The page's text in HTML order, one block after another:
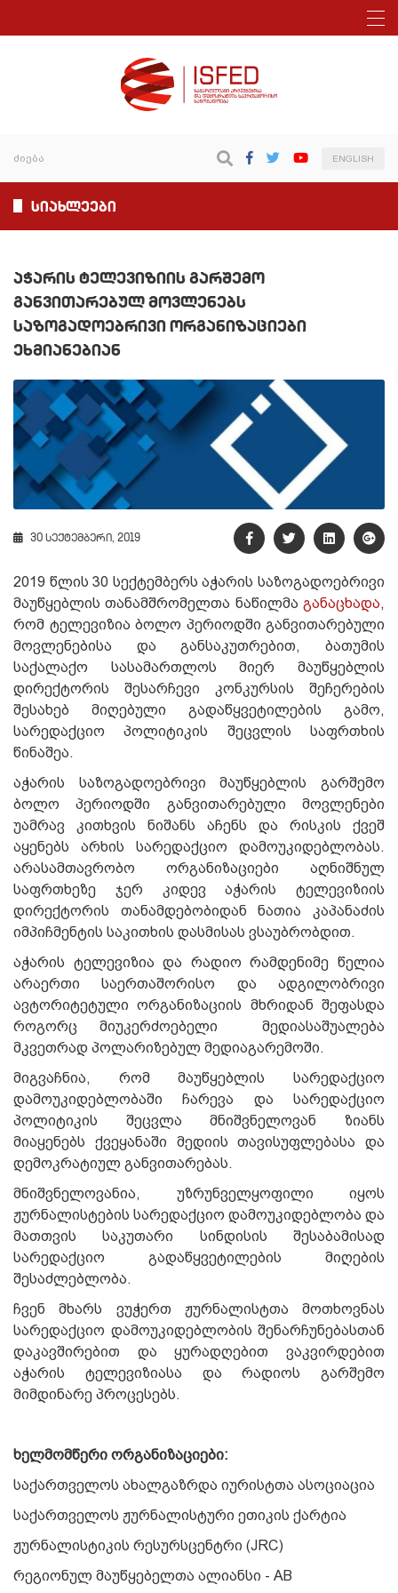
ENGLISH
სიახლეები
აჭარის ტელევიზიის გარშემო
განვითარებულ მოვლენებს
საზოგადოებრივი ორგანიზაციები
ეხმიანებიან
30 სექტემბერი, 2019
2019 წლის 30 სექტემბერს აჭარის საზოგადოებრივი
მაუწყებლის თანამშრომელთა ნაწილმა განაცხადა,
რომ ტელევიზია ბოლო პერიოდში განვითარებული
მოვლენებისა და განსაკუთრებით, ბათუმის
საქალაქო სასამართლოს მიერ მაუწყებლის
დირექტორის შესარჩევი კონკურსის შეჩერების
შესახებ მიღებული გადაწყვეტილების გამო,
სარედაქციო პოლიტიკის შეცვლის საფრთხის
წინაშეა.
აჭარის საზოგადოებრივი მაუწყებლის გარშემო
ბოლო პერიოდში განვითარებული მოვლენები
უამრავ კითხვის ნიშანს აჩენს და რისკის ქვეშ
აყენებს არხის სარედაქციო დამოუკიდებლობას.
არასამთავრობო ორგანიზაციები აღნიშნულ
საფრთხეზე ჯერ კიდევ აჭარის ტელევიზიის
დირექტორის თანამდებობიდან ნათია კაპანაძის
იმპიჩმენტის საკითხის დასმისას ვსაუბრობდით.
აჭარის ტელევიზია და რადიო რამდენიმე წელია
არაერთი საერთაშორისო და ადგილობრივი
ავტორიტეტული ორგანიზაციის მხრიდან შეფასდა
როგორც მიუკერძოებელი მედიასაშუალება
მკვეთრად პოლარიზებულ მედიაგარემოში.
მიგვაჩნია, რომ მაუწყებლის სარედაქციო
დამოუკიდებლობაში ჩარევა და სარედაქციო
პოლიტიკის შეცვლა მნიშვნელოვან ზიანს
მიაყენებს ქვეყანაში მედიის თავისუფლებასა და
დემოკრატიულ განვითარებას.
მნიშვნელოვანია, უზრუნველყოფილი იყოს
ჟურნალისტების სარედაქციო დამოუკიდებლობა და
მათთვის საკუთარი სინდისის შესაბამისად
სარედაქციო გადაწყვეტილების მიღების
შესაძლებლობა.
ჩვენ მხარს ვუჭერთ ჟურნალისტთა მოთხოვნას
სარედაქციო დამოუკიდებლობის შენარჩუნებასთან
დაკავშირებით და ყურადღებით ვაკვირდებით
აჭარის ტელევიზიასა და რადიოს გარშემო
მიმდინარე პროცესებს.
ხელმომწერი ორგანიზაციები:
საქართველოს ახალგაზრდა იურისტთა ასოციაცია
საქართველოს ჟურნალისტური ეთიკის ქარტია
ჟურნალისტიკის რესურსცენტრი (JRC)
რეგიონულ მაუწყებელთა ალიანსი - AB